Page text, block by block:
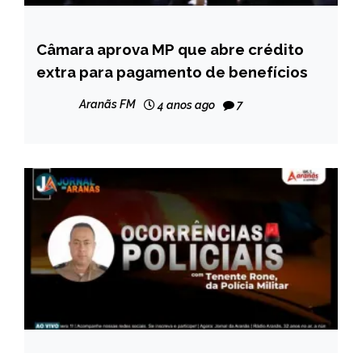
BRASIL
NOTÍCIAS
Câmara aprova MP que abre crédito
extra para pagamento de benefícios
Aranãs FM 4 anos ago 7